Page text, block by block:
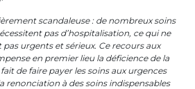
scandaleuse : de nombreux soins
pas d’hospitalisation, ce qui ne
pas urgents et sérieux. Ce recours aux
en premier lieu la déficience de la
de faire payer les soins aux urgences
renonciation à des soins indispensables